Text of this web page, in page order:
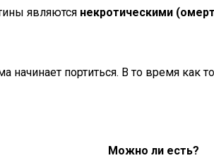
являются некротическими
начинает портиться. В то время как
Можно ли есть?